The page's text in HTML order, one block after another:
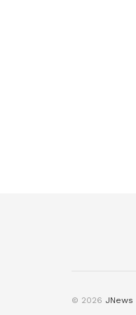
© 2026 JNews